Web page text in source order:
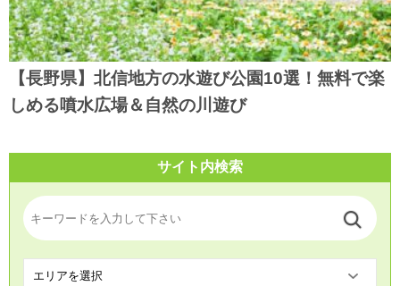
【長野県】北信地方の水遊び公園10選！無料で楽
しめる噴水広場＆自然の川遊び
サイト内検索